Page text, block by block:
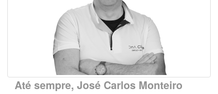
Até sempre, José Carlos Monteiro